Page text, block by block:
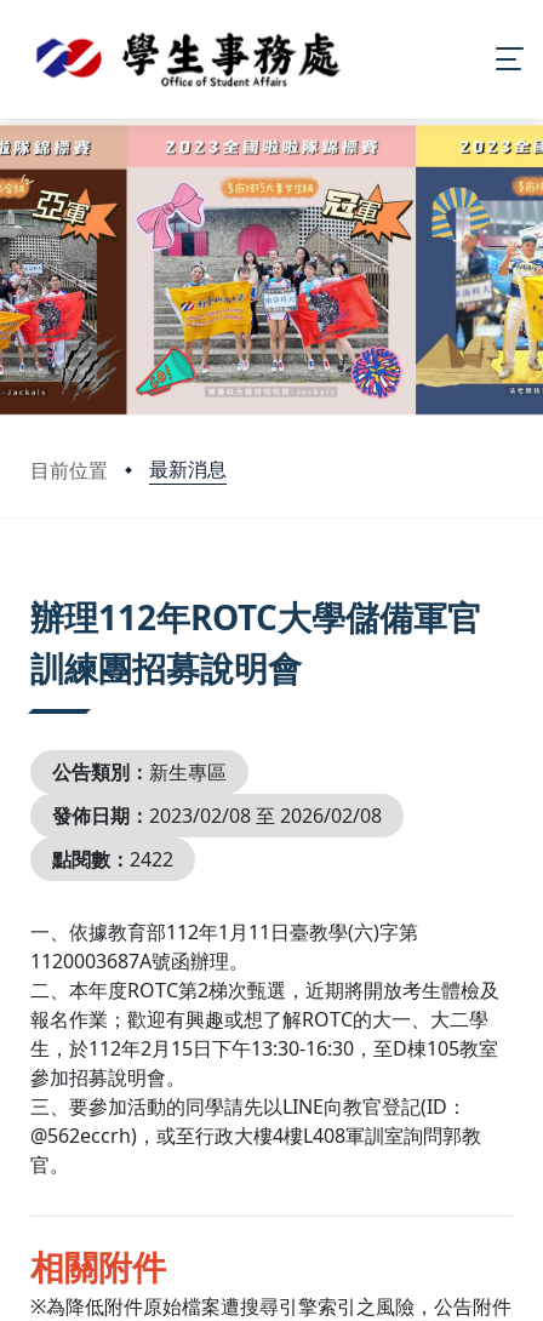
目前位置 最新消息
辦理112年ROTC大學儲備軍官
訓練團招募說明會
公告類別： 新生專區
發佈日期： 2023/02/08 至 2026/02/08
點閱數： 2422
一、依據教育部112年1月11日臺教學(六)字第
1120003687A號函辦理。
二、本年度ROTC第2梯次甄選，近期將開放考生體檢及
報名作業；歡迎有興趣或想了解ROTC的大一、大二學
生，於112年2月15日下午13:30-16:30，至D棟105教室
參加招募說明會。
三、要參加活動的同學請先以LINE向教官登記(ID：
@562eccrh)，或至行政大樓4樓L408軍訓室詢問郭教
官。
相關附件
※為降低附件原始檔案遭搜尋引擎索引之風險，公告附件